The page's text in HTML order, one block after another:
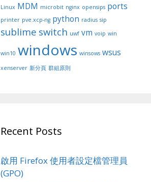
Linux MDM microbit nginx opensips ports
printer pve.xcp-ng python radius sip
sublime switch uwf vm voip win
win10 windows winsows wsus
xenserver 新分頁 群組原則
Recent Posts
啟用 Firefox 使用者設定檔管理員
(GPO)